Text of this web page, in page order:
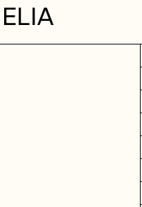
Ricerche
Fotoriproduzione